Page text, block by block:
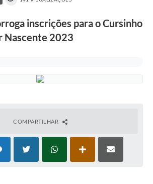
inscrições para o Cursinho
Nascente 2023
COMPARTILHAR